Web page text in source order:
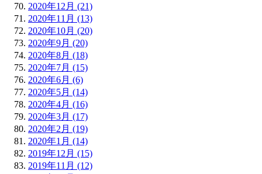
2020年12月 (21)
2020年11月 (13)
2020年10月 (20)
2020年9月 (20)
2020年8月 (18)
2020年7月 (15)
2020年6月 (6)
2020年5月 (14)
2020年4月 (16)
2020年3月 (17)
2020年2月 (19)
2020年1月 (14)
2019年12月 (15)
2019年11月 (12)